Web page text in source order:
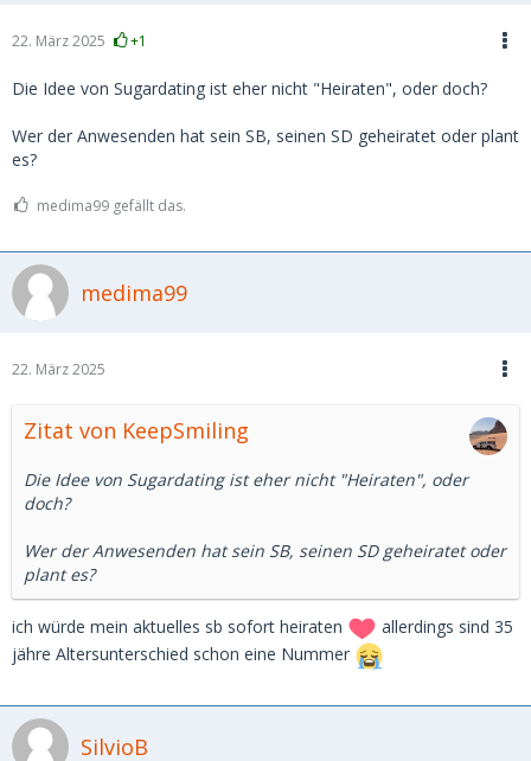
22. März 2025 +1
Die Idee von Sugardating ist eher nicht "Heiraten", oder doch?
Wer der Anwesenden hat sein SB, seinen SD geheiratet oder plant
es?
medima99 gefällt das.
medima99
22. März 2025
Zitat von KeepSmiling
Die Idee von Sugardating ist eher nicht "Heiraten", oder
doch?
Wer der Anwesenden hat sein SB, seinen SD geheiratet oder
plant es?
ich würde mein aktuelles sb sofort heiraten
allerdings sind 35
jähre Altersunterschied schon eine Nummer
SilvioB